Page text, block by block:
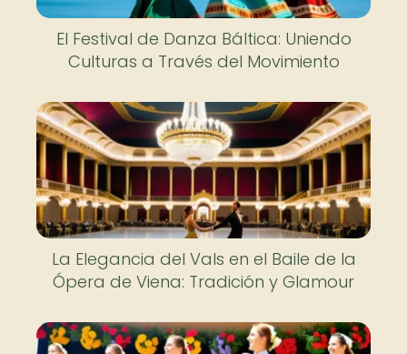
El Festival de Danza Báltica: Uniendo
Culturas a Través del Movimiento
La Elegancia del Vals en el Baile de la
Ópera de Viena: Tradición y Glamour